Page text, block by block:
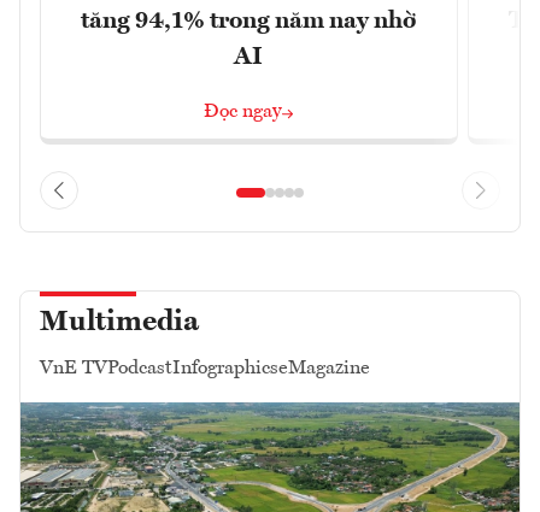
tăng 94,1% trong năm nay nhờ
AI
Đọc ngay
Multimedia
VnE TVPodcastInfographicseMagazine